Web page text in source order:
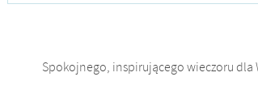
Spokojnego, inspirującego wieczoru dla